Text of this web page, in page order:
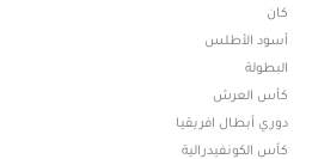
كان
أسود الأطلس
البطولة
كأس العرش
دوري أبطال افريقيا
كأس الكونفيدرالية